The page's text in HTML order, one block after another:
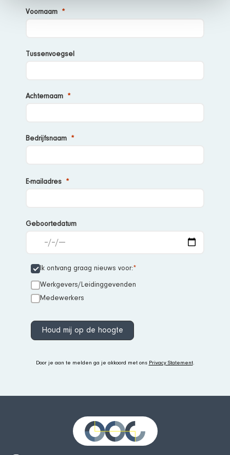
Voornaam
Tussenvoegsel
Achternaam
Bedrijfsnaam
E-mailadres
Geboortedatum
Ik ontvang graag nieuws voor:
Werkgevers/Leidinggevenden
Medewerkers
Houd mij op de hoogte
Door je aan te melden ga je akkoord met ons Privacy Statement.